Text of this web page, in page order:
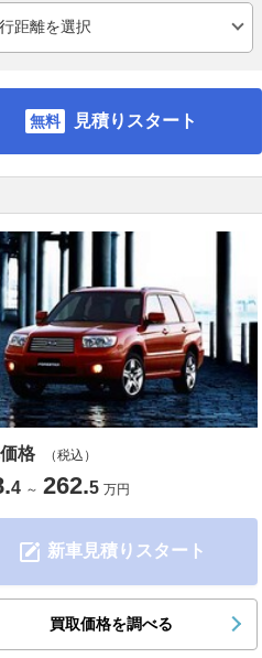
見積りスタート
格 （税込）
.4 ～ 262.5 万円
新車見積りスタート
買取価格を調べる